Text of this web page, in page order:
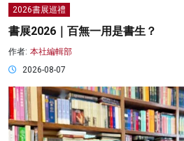
2026書展巡禮
書展2026｜百無一用是書生？
作者: 本社編輯部
2026-08-07